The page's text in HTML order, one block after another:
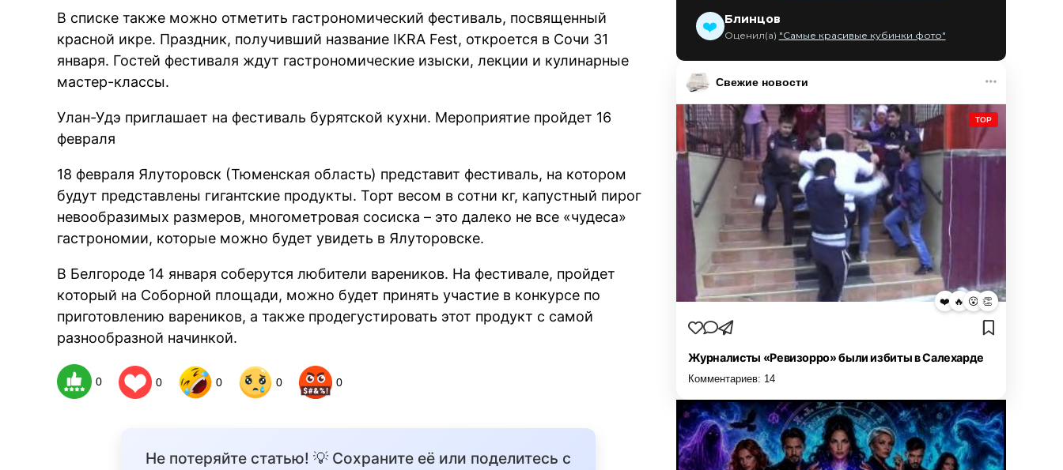
В списке также можно отметить гастрономический фестиваль, посвященный
красной икре. Праздник, получивший название IKRA Fest, откроется в Сочи 31
января. Гостей фестиваля ждут гастрономические изыски, лекции и кулинарные
мастер-классы.
Улан-Удэ приглашает на фестиваль бурятской кухни. Мероприятие пройдет 16
февраля
18 февраля Ялуторовск (Тюменская область) представит фестиваль, на котором
будут представлены гигантские продукты. Торт весом в сотни кг, капустный пирог
невообразимых размеров, многометровая сосиска – это далеко не все «чудеса»
гастрономии, которые можно будет увидеть в Ялуторовске.
В Белгороде 14 января соберутся любители вареников. На фестивале, пройдет
который на Соборной площади, можно будет принять участие в конкурсе по
приготовлению вареников, а также продегустировать этот продукт с самой
разнообразной начинкой.
0 0 0 0 0
Не потеряйте статью! 💡 Сохраните её или поделитесь с
❤️ Блинцов
Оценил(а) "Самые красивые кубинки фото"
Свежие новости
TOP
❤️ 🔥 😮 👏
Журналисты «Ревизорро» были избиты в Салехарде
Комментариев: 14